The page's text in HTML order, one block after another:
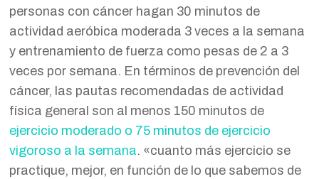
personas con cáncer hagan 30 minutos de
actividad aeróbica moderada 3 veces a la semana
y entrenamiento de fuerza como pesas de 2 a 3
veces por semana. En términos de prevención del
cáncer, las pautas recomendadas de actividad
física general son al menos 150 minutos de
ejercicio moderado o 75 minutos de ejercicio
vigoroso a la semana. «cuanto más ejercicio se
practique, mejor, en función de lo que sabemos de